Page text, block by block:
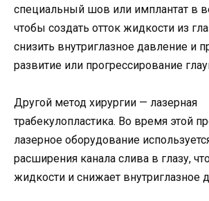
специальный шов или имплантат в
чтобы создать отток жидкости из
снизить внутриглазное давление и
развитие или прогрессирование
Другой метод хирургии — лазерная
трабекулопластика. Во время этой
лазерное оборудование
расширения канала слива в глазу,
жидкости и снижает внутриглазное